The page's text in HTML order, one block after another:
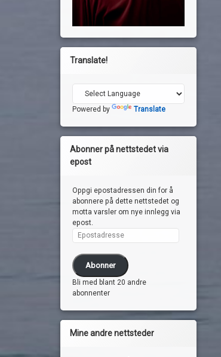
Translate!
Powered by Translate
Abonner på nettstedet via
epost
Oppgi epostadressen din for å
abonnere på dette nettstedet og
motta varsler om nye innlegg via
epost.
Epostadresse
Abonner
Bli med blant 20 andre
abonnenter
Mine andre nettsteder